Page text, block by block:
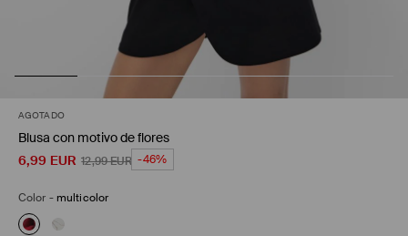
AGOTADO
Blusa con motivo de flores
6,99 EUR 12,99EUR -46%
Color - multicolor